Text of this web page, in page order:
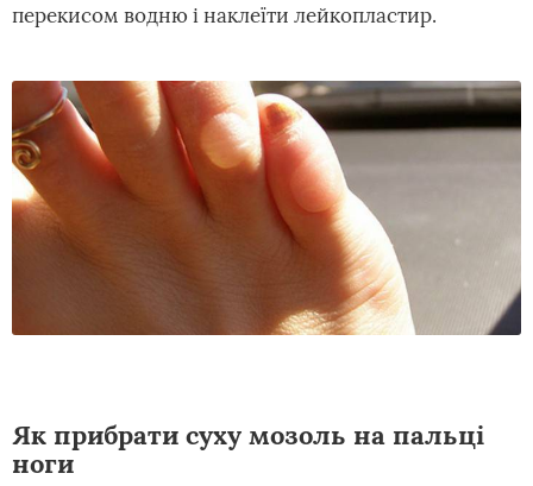
перекисом водню і наклеїти лейкопластир.
Як прибрати суху мозоль на пальці
ноги